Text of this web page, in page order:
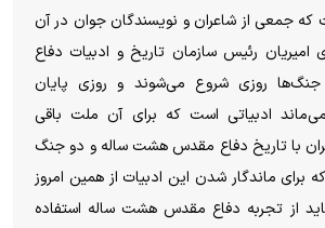
که جمعی از شاعران و نویسندگان جوان در آن
رئیس سازمان تاریخ و ادبیات دفاع
روزی شروع می‌شوند و روزی پایان
ادبیاتی است که برای آن ملت باقی
با تاریخ دفاع مقدس هشت ساله و دو جنگ
برای ماندگار شدن این ادبیات از همین امروز
از تجربه دفاع مقدس هشت ساله استفاده